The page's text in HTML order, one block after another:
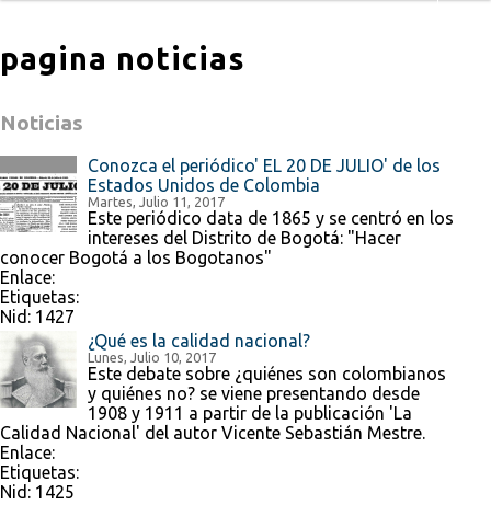
pagina noticias
Noticias
Conozca el periódico' EL 20 DE JULIO' de los
Estados Unidos de Colombia
Martes, Julio 11, 2017
Este periódico data de 1865 y se centró en los
intereses del Distrito de Bogotá: "Hacer
conocer Bogotá a los Bogotanos"
Enlace:
Etiquetas:
Nid: 1427
¿Qué es la calidad nacional?
Lunes, Julio 10, 2017
Este debate sobre ¿quiénes son colombianos
y quiénes no? se viene presentando desde
1908 y 1911 a partir de la publicación 'La
Calidad Nacional' del autor Vicente Sebastián Mestre.
Enlace:
Etiquetas:
Nid: 1425